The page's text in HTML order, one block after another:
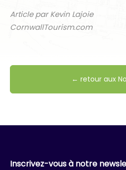
Article par Kevin Lajoie
CornwallTourism.com
← retour aux
Inscrivez-vous à notre